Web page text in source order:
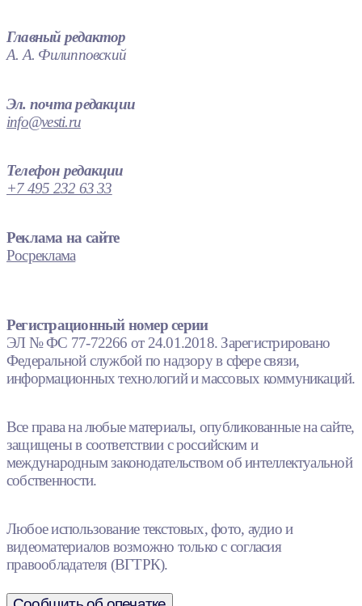
Главный редактор
А. А. Филипповский
Эл. почта редакции
info@vesti.ru
Телефон редакции
+7 495 232 63 33
Реклама на сайте
Росреклама
Регистрационный номер серии
ЭЛ № ФС 77-72266 от 24.01.2018. Зарегистрировано
Федеральной службой по надзору в сфере связи,
информационных технологий и массовых коммуникаций.
Все права на любые материалы, опубликованные на сайте,
защищены в соответствии с российским и
международным законодательством об интеллектуальной
собственности.
Любое использование текстовых, фото, аудио и
видеоматериалов возможно только с согласия
правообладателя (ВГТРК).